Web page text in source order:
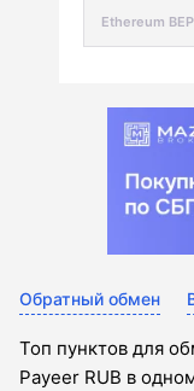
Обратный обмен
Топ пунктов для
Payeer RUB в